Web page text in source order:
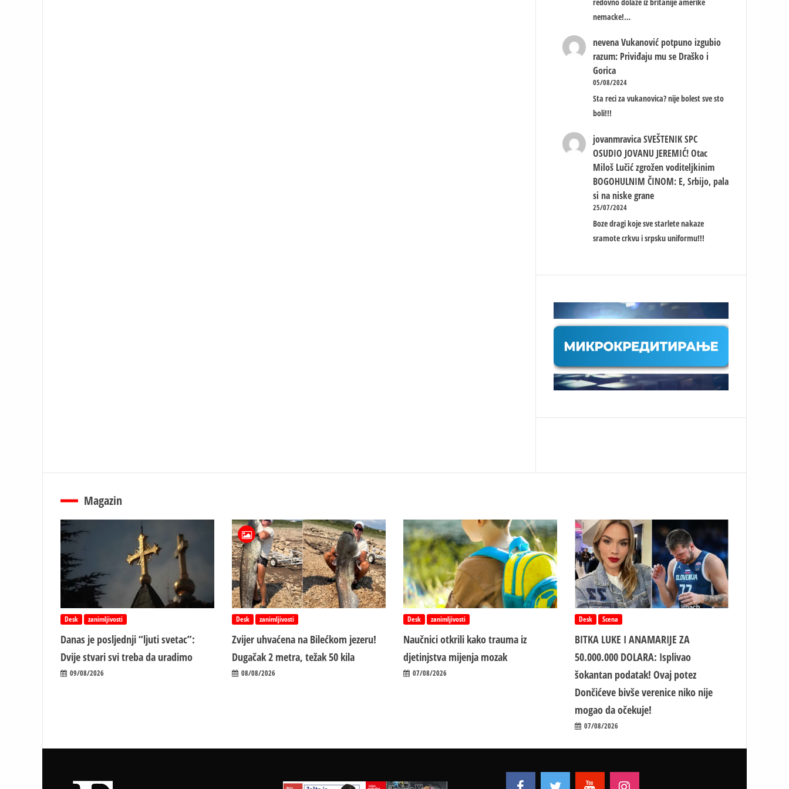
nemacke!…
nevena Vukanović potpuno izgubio
razum: Priviđaju mu se Draško i
Gorica
05/08/2024
Sta reci za vukanovica? nije bolest sve sto
boli!!!
jovanmravica SVEŠTENIK SPC
OSUDIO JOVANU JEREMIĆ! Otac
Miloš Lučić zgrožen voditeljkinim
BOGOHULNIM ČINOM: E, Srbijo, pala
si na niske grane
25/07/2024
Boze dragi koje sve starlete nakaze
sramote crkvu i srpsku uniformu!!!
Magazin
Desk zanimljivosti
Danas je posljednji “ljuti svetac”:
Dvije stvari svi treba da uradimo
09/08/2026
Desk zanimljivosti
Zvijer uhvaćena na Bilećkom jezeru!
Dugačak 2 metra, težak 50 kila
08/08/2026
Desk zanimljivosti
Naučnici otkrili kako trauma iz
d‌jetinjstva mijenja mozak
07/08/2026
Desk Scena
BITKA LUKE I ANAMARIJE ZA
50.000.000 DOLARA: Isplivao
šokantan podatak! Ovaj potez
Dončićeve bivše verenice niko nije
mogao da očekuje!
07/08/2026